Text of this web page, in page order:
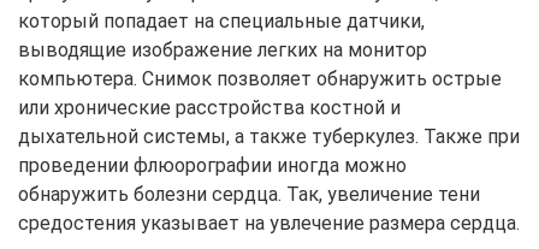
который попадает на специальные датчики,
выводящие изображение легких на монитор
компьютера. Снимок позволяет обнаружить острые
или хронические расстройства костной и
дыхательной системы, а также туберкулез. Также при
проведении флюорографии иногда можно
обнаружить болезни сердца. Так, увеличение тени
средостения указывает на увлечение размера сердца.